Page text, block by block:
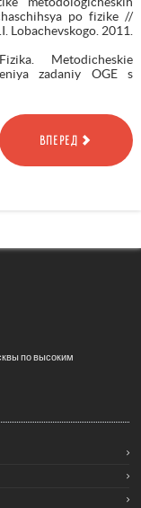
po fizike //
Lobachevskogo. 2011.
Metodicheskie
zadaniy OGE s
ВПЕРЕД
по высоким